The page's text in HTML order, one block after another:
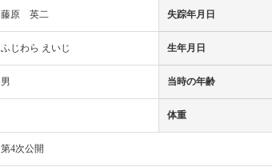
藤原 英二 失踪年月日
ふじわら えいじ 生年月日
男 当時の年齢
体重
第4次公開